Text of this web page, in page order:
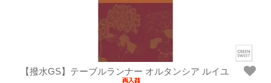
【撥水GS】テーブルランナー オルタンシア ルイユ